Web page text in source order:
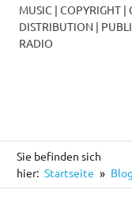
MUSIC | COPYRIGHT |
DISTRIBUTION |
RADIO
Sie befinden sich
hier: Startseite Blog